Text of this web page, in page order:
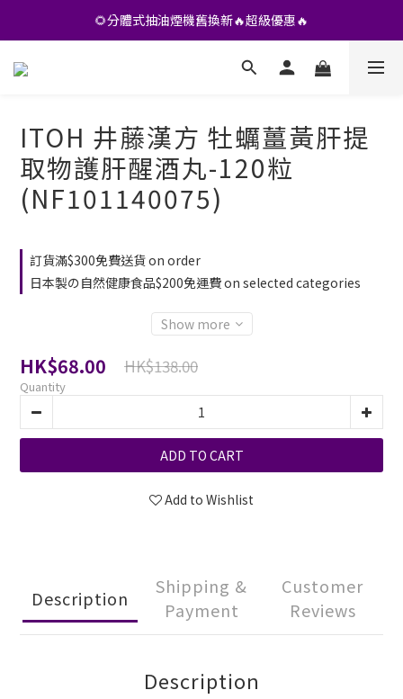
•• 會員專享🎁精選貨品【特價💥再九折】••
🌻分體式抽油煙機舊換新🔥超級優惠🔥
•• 會員專享🎁精選貨品【特價💥再九折】••
ITOH 井藤漢方 牡蠣薑黃肝提
取物護肝醒酒丸-120粒
(NF101140075)
訂貨滿$300免費送貨 on order
日本製の自然健康食品$200免運費 on selected categories
Show more
HK$68.00 HK$138.00
Quantity
ADD TO CART
Add to Wishlist
Description
Shipping &
Payment
Customer
Reviews
Description